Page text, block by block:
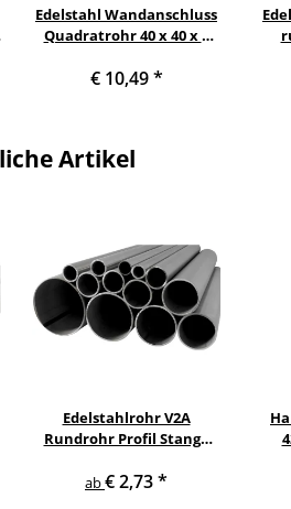
Edelstahl Wandanschluss
Quadratrohr 40 x 40 x 2
€ 10,49*
Artikel
Edelstahlrohr V2A
Rundrohr Profil Stange
Durchmessern
ab€ 2,73*